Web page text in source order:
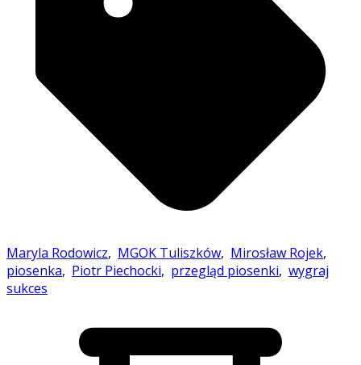
Maryla Rodowicz, MGOK Tuliszków, Mirosław Rojek,
piosenka, Piotr Piechocki, przegląd piosenki, wygraj
sukces